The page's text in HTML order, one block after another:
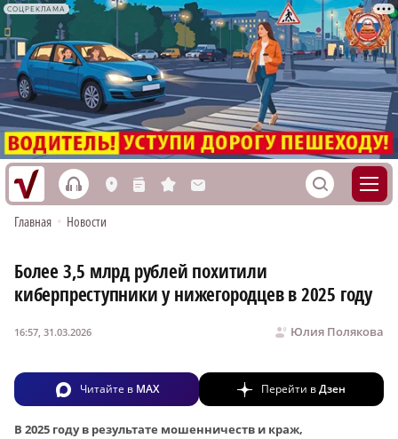
СОЦРЕКЛАМА
h L n s M S
Главная • Новости
Более 3,5 млрд рублей похитили
киберпреступники у нижегородцев в 2025 году
Юлия Полякова
16:57, 31.03.2026
Читайте в MAX Перейти вДзен
В 2025 году в результате мошенничеств и краж,